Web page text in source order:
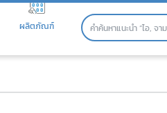
ผลิตภัณฑ์